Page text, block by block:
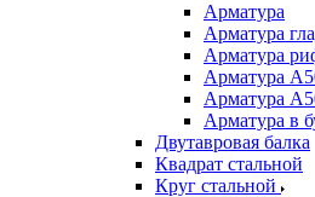
Арматура
Арматура
Арматура
Арматура
Арматура
Арматура в
Двутавровая балка
Квадрат стальной
Круг стальной